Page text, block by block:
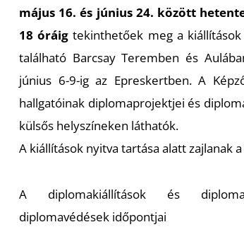
május 16. és június 24. között
18 óráig tekinthetőek meg a
található Barcsay Teremben és
június 6-9-ig az Epreskertben. A
hallgatóinak diplomaprojektjei és
külsős helyszíneken láthatók.
A kiállítások nyitva tartása alatt zajlanak
A diplomakiállítások és
diplomavédések időpontjai